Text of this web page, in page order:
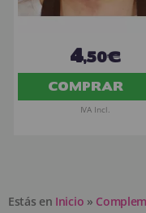
4,50€
COMPRAR
IVA Incl.
Estás en Inicio »